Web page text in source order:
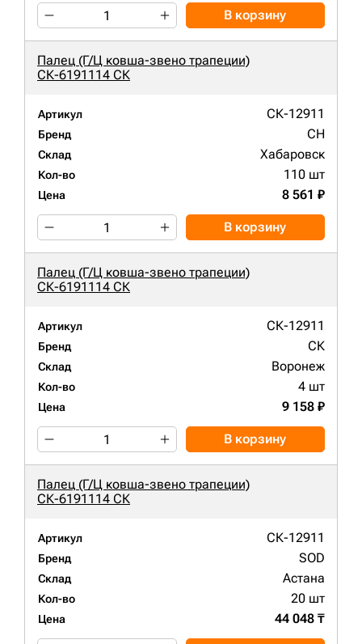
В корзину
Палец (Г/Ц ковша-звено трапеции)
СК-6191114 СК
Артикул СК-12911
Бренд CH
Склад Хабаровск
Кол-во 110 шт
Цена 8 561 ₽
В корзину
Палец (Г/Ц ковша-звено трапеции)
СК-6191114 СК
Артикул СК-12911
Бренд СК
Склад Воронеж
Кол-во 4 шт
Цена 9 158 ₽
В корзину
Палец (Г/Ц ковша-звено трапеции)
СК-6191114 СК
Артикул СК-12911
Бренд SOD
Склад Астана
Кол-во 20 шт
Цена 44 048 ₸